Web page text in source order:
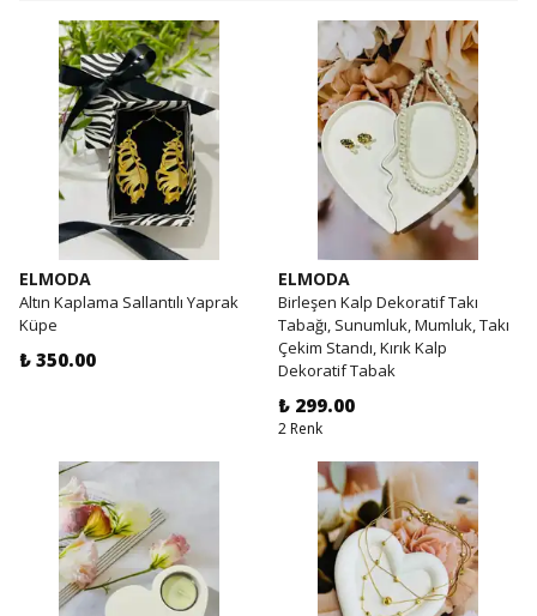
ELMODA
Altın Kaplama Sallantılı Yaprak
Küpe
₺ 350.00
ELMODA
Birleşen Kalp Dekoratif Takı
Tabağı, Sunumluk, Mumluk, Takı
Çekim Standı, Kırık Kalp
Dekoratif Tabak
₺ 299.00
2 Renk